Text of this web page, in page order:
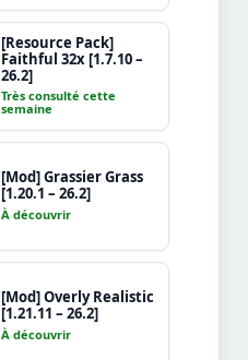
[Resource Pack]
Faithful 32x [1.7.10 –
26.2]
Très consulté cette
semaine
[Mod] Grassier Grass
[1.20.1 – 26.2]
À découvrir
[Mod] Overly Realistic
[1.21.11 – 26.2]
À découvrir